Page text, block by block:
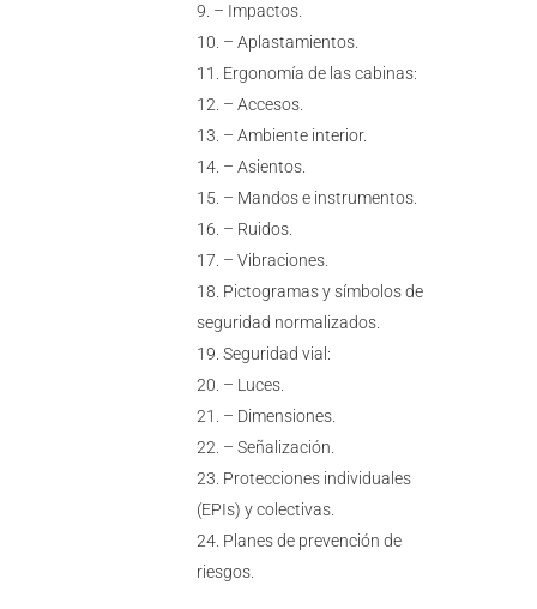
– Impactos.
– Aplastamientos.
Ergonomía de las cabinas:
– Accesos.
– Ambiente interior.
– Asientos.
– Mandos e instrumentos.
– Ruidos.
– Vibraciones.
Pictogramas y símbolos de
seguridad normalizados.
Seguridad vial:
– Luces.
– Dimensiones.
– Señalización.
Protecciones individuales
(EPIs) y colectivas.
Planes de prevención de
riesgos.